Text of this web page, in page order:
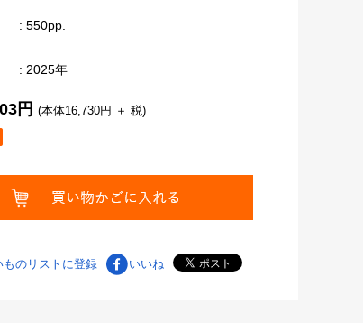
: 550pp.
: 2025年
円 (本体16,730円 ＋ 税)
ものリストに登録 いいね